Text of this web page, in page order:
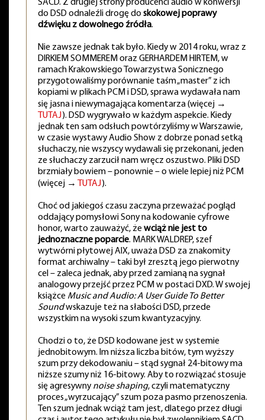
SACD. Z drugiej strony producenci audio w konwersji
do DSD odnaleźli drogę do skokowej poprawy
dźwięku z dowolnego źródła.
Nie zawsze jednak tak było. Kiedy w 2014 roku, wraz z
DIRKIEM SOMMEREM oraz GERHARDEM HIRTEM, w
ramach Krakowskiego Towarzystwa Sonicznego
przygotowaliśmy porównanie taśm „master” z ich
kopiami w plikach PCM i DSD, sprawa wydawała nam
się jasna i niewymagająca komentarza (więcej →
TUTAJ). DSD wygrywało w każdym aspekcie. Kiedy
jednak ten sam odsłuch powtórzyliśmy w Warszawie,
w czasie wystawy Audio Show z dobrze ponad setką
słuchaczy, nie wszyscy wydawali się przekonani, jeden
ze słuchaczy zarzucił nam wręcz oszustwo. Pliki DSD
brzmiały bowiem – ponownie – o wiele lepiej niż PCM
(więcej →
TUTAJ).
Choć od jakiegoś czasu zaczyna przeważać pogląd
oddający pomysłowi Sony na kodowanie cyfrowe
honor, warto zauważyć, żewciąż nie jest to
jednoznaczne poparcie. MARK WALDREP, szef
wytwórni płytowej AIX, uważa DSD za znakomity
format archiwalny – taki był zresztą jego pierwotny
cel – zaleca jednak, aby przed zamianą na sygnał
analogowy przejść przez PCM w postaci DXD. W swojej
książce Music and Audio: A User Guide To Better
Soundwskazuje też na słabości DSD, przede
wszystkim na wysoki szum kwantyzacyjny.
Chodzi o to, że DSD kodowane jest w systemie
jednobitowym. Im niższa liczba bitów, tym wyższy
szum przy dekodowaniu – stąd sygnał 24-bitowy ma
niższe szumy niż 16-bitowy. Aby to rozwiązać stosuje
się agresywnynoise shaping, czyli matematyczny
proces „wyrzucający” szum poza pasmo przenoszenia.
Ten szum jednak wciąż tam jest, dlatego przez długi